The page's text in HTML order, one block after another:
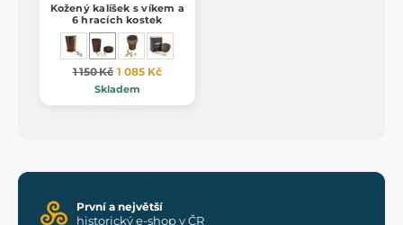
Kožený kalíšek s víkem a
6 hracích kostek
1 150 Kč 1 085 Kč
Skladem
První a největší
historický e-shop v ČR